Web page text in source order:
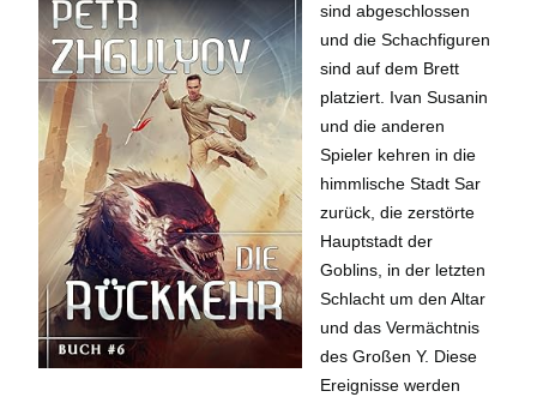
sind abgeschlossen
und die Schachfiguren
sind auf dem Brett
platziert. Ivan Susanin
und die anderen
Spieler kehren in die
himmlische Stadt Sar
zurück, die zerstörte
Hauptstadt der
Goblins, in der letzten
Schlacht um den Altar
und das Vermächtnis
des Großen Y. Diese
Ereignisse werden